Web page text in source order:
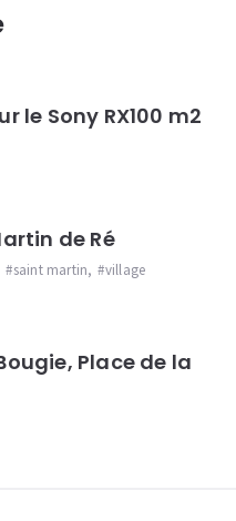
le Sony RX100 m2
de Ré
saint martin, village
Place de la